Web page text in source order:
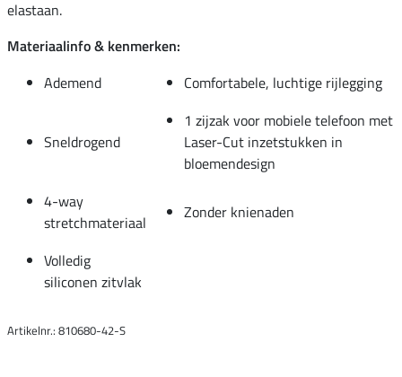
elastaan.
Materiaalinfo & kenmerken:
Ademend
Comfortabele, luchtige rijlegging
Sneldrogend
1 zijzak voor mobiele telefoon met
Laser-Cut inzetstukken in
bloemendesign
4-way
stretchmateriaal
Zonder knienaden
Volledig
siliconen zitvlak
Artikelnr.: 810680-42-S